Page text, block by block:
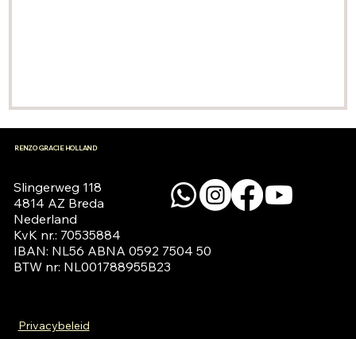
Privacybeleid
RENZO GRACIE HOLLAND
Slingerweg 118
4814 AZ Breda
Nederland
KvK nr.: 70535884
IBAN: NL56 ABNA 0592 7504 50
BTW nr: NL001788955B23